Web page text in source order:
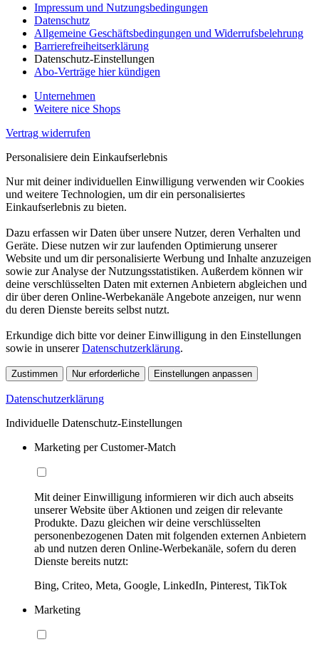
Impressum und Nutzungsbedingungen
Datenschutz
Allgemeine Geschäftsbedingungen und Widerrufsbelehrung
Barrierefreiheitserklärung
Datenschutz-Einstellungen
Abo-Verträge hier kündigen
Unternehmen
Weitere nice Shops
Vertrag widerrufen
Personalisiere dein Einkaufserlebnis
Nur mit deiner individuellen Einwilligung verwenden wir Cookies
und weitere Technologien, um dir ein personalisiertes
Einkaufserlebnis zu bieten.
Dazu erfassen wir Daten über unsere Nutzer, deren Verhalten und
Geräte. Diese nutzen wir zur laufenden Optimierung unserer
Website und um dir personalisierte Werbung und Inhalte anzuzeigen
sowie zur Analyse der Nutzungsstatistiken. Außerdem können wir
deine verschlüsselten Daten mit externen Anbietern abgleichen und
dir über deren Online-Werbekanäle Angebote anzeigen, nur wenn
du deren Dienste bereits selbst nutzt.
Erkundige dich bitte vor deiner Einwilligung in den Einstellungen
sowie in unsererDatenschutzerklärung.
Zustimmen Nur erforderliche Einstellungen anpassen
Datenschutzerklärung
Individuelle Datenschutz-Einstellungen
Marketing per Customer-Match
Mit deiner Einwilligung informieren wir dich auch abseits
unserer Website über Aktionen und zeigen dir relevante
Produkte. Dazu gleichen wir deine verschlüsselten
personenbezogenen Daten mit folgenden externen Anbietern
ab und nutzen deren Online-Werbekanäle, sofern du deren
Dienste bereits nutzt:
Bing, Criteo, Meta, Google, LinkedIn, Pinterest, TikTok
Marketing